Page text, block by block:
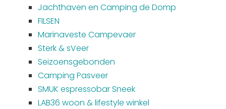
Jachthaven en Camping de Domp
FILSEN
Marinaveste Campevaer
Sterk & sVeer
Seizoensgebonden
Camping Pasveer
SMUK espressobar Sneek
LAB36 woon & lifestyle winkel